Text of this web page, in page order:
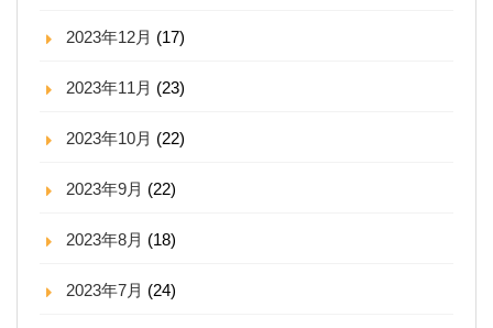
2023年12月 (17)
2023年11月 (23)
2023年10月 (22)
2023年9月 (22)
2023年8月 (18)
2023年7月 (24)